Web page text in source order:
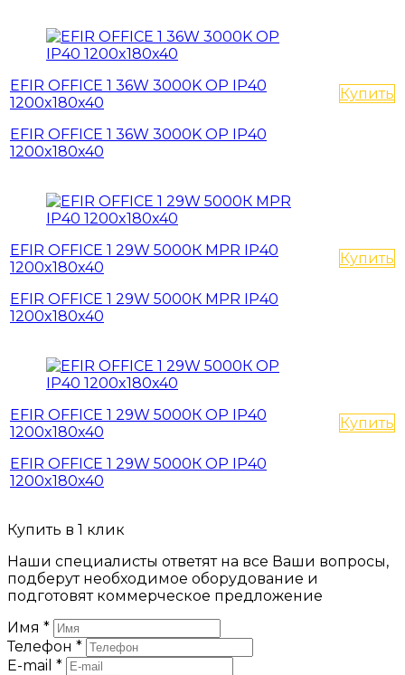
EFIR OFFICE 1 36W 3000K OP IP40
1200x180x40
EFIR OFFICE 1 36W 3000K OP IP40
1200x180x40
Купить
EFIR OFFICE 1 29W 5000К MPR IP40
1200x180x40
EFIR OFFICE 1 29W 5000К MPR IP40
1200x180x40
Купить
EFIR OFFICE 1 29W 5000К OP IP40
1200x180x40
EFIR OFFICE 1 29W 5000К OP IP40
1200x180x40
Купить
Купить в 1 клик
Наши специалисты ответят на все Ваши вопросы,
подберут необходимое оборудование и
подготовят коммерческое предложение
Имя *
Телефон *
E-mail *